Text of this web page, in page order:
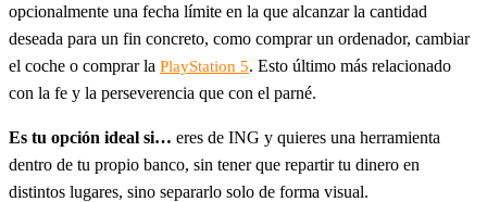
opcionalmente una fecha límite en la que alcanzar la cantidad
deseada para un fin concreto, como comprar un ordenador, cambiar
el coche o comprar la PlayStation 5. Esto último más relacionado
con la fe y la perseverencia que con el parné.
Es tu opción ideal si… eres de ING y quieres una herramienta
dentro de tu propio banco, sin tener que repartir tu dinero en
distintos lugares, sino separarlo solo de forma visual.